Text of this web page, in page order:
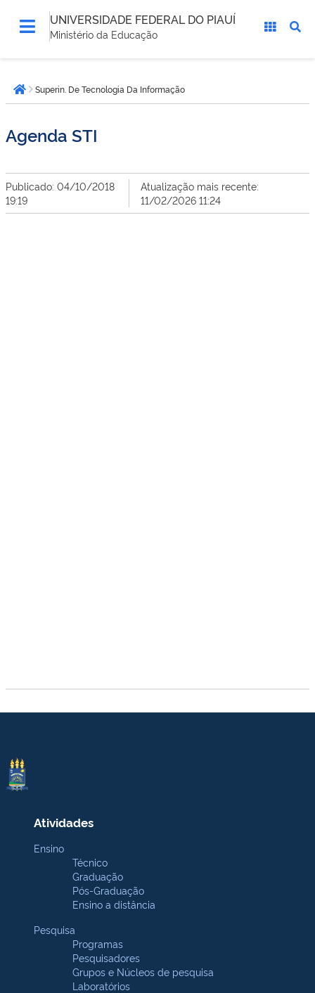
UNIVERSIDADE FEDERAL DO PIAUÍ
Ministério da Educação
está
aqui:Página inicial
Superin. De Tecnologia Da Informação
Agenda STI
Publicado: 04/10/2018
19:19
Atualização mais recente:
11/02/2026 11:24
Atividades
Ensino
Técnico
Graduação
Pós-Graduação
Ensino a distância
Pesquisa
Programas
Pesquisadores
Grupos e Núcleos de pesquisa
Laboratórios